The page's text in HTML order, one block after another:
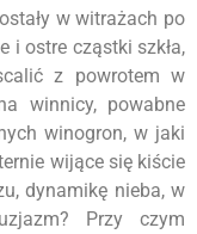
w witrażach po
i ostre cząstki szkła,
z powrotem w
winnicy, powabne
winogron, w jaki
wijące się kiście
dynamikę nieba, w
Przy czym